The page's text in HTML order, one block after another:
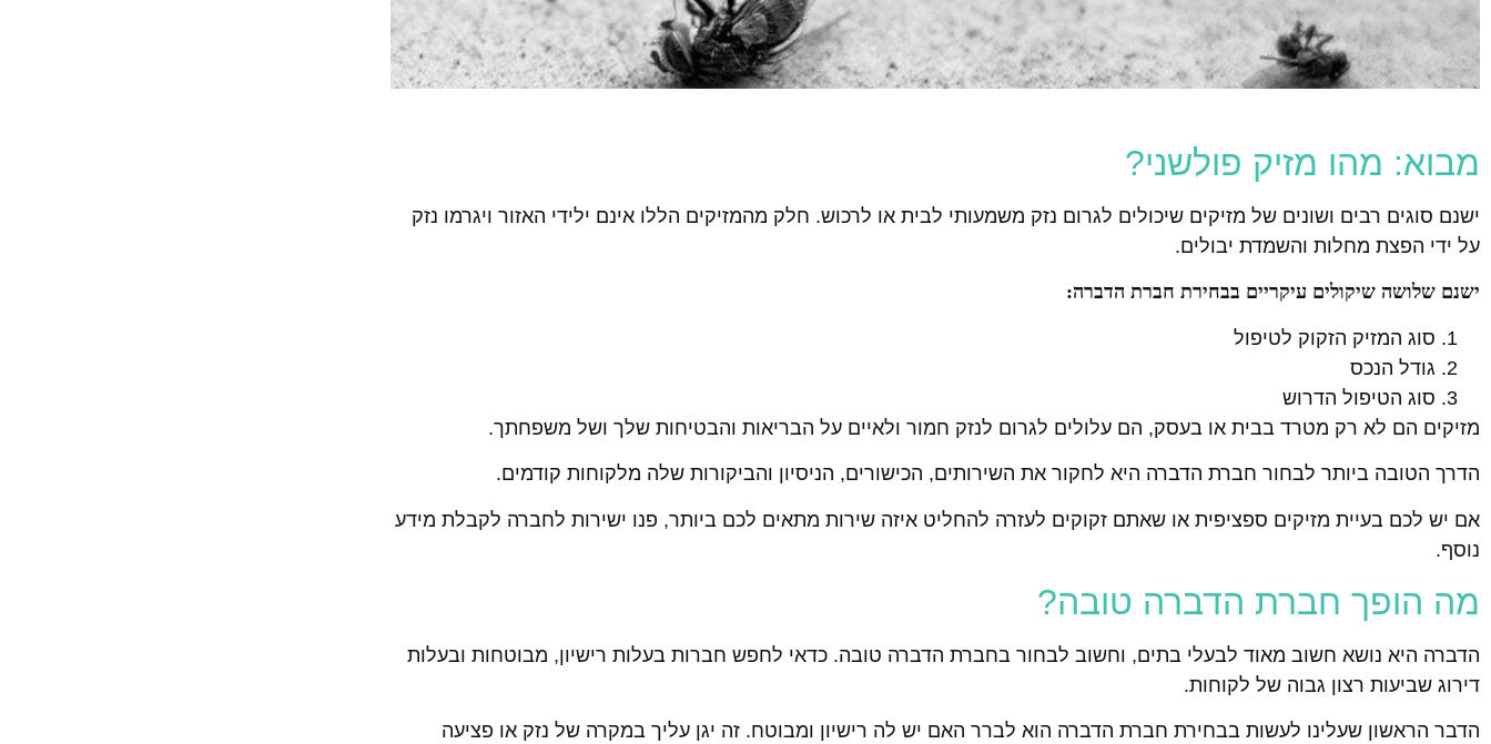
מבוא: מהו מזיק פולשני?
ישנם סוגים רבים ושונים של מזיקים שיכולים לגרום נזק משמעותי לבית או לרכוש. חלק מהמזיקים הללו אינם ילידי האזור ויגרמו נזק
על ידי הפצת מחלות והשמדת יבולים.
ישנם שלושה שיקולים עיקריים בבחירת חברת הדברה:
סוג המזיק הזקוק לטיפול
גודל הנכס
סוג הטיפול הדרוש
מזיקים הם לא רק מטרד בבית או בעסק, הם עלולים לגרום לנזק חמור ולאיים על הבריאות והבטיחות שלך ושל משפחתך.
הדרך הטובה ביותר לבחור חברת הדברה היא לחקור את השירותים, הכישורים, הניסיון והביקורות שלה מלקוחות קודמים.
אם יש לכם בעיית מזיקים ספציפית או שאתם זקוקים לעזרה להחליט איזה שירות מתאים לכם ביותר, פנו ישירות לחברה לקבלת מידע
נוסף.
מה הופך חברת הדברה טובה?
הדברה היא נושא חשוב מאוד לבעלי בתים, וחשוב לבחור בחברת הדברה טובה. כדאי לחפש חברות בעלות רישיון, מבוטחות ובעלות
דירוג שביעות רצון גבוה של לקוחות.
הדבר הראשון שעלינו לעשות בבחירת חברת הדברה הוא לברר האם יש לה רישיון ומבוטח. זה יגן עליך במקרה של נזק או פציעה